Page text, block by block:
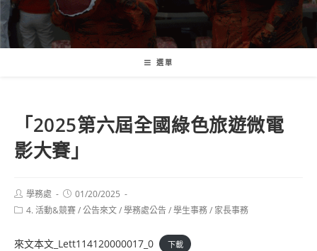
選單
「2025第六屆全國綠色旅遊微電
影大賽」
Post
author:
學務處
Post
published:
01/20/2025
Post4. 活動&競賽/公告來文/學務處公告/學生事務/ 家長事務
來文本文_Lett114120000017_0 下載